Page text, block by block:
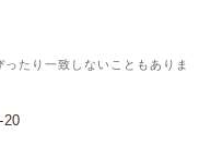
たり一致しないこともありま
20